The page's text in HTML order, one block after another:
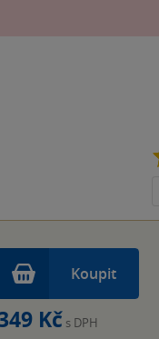
Koupit
Kč s DPH